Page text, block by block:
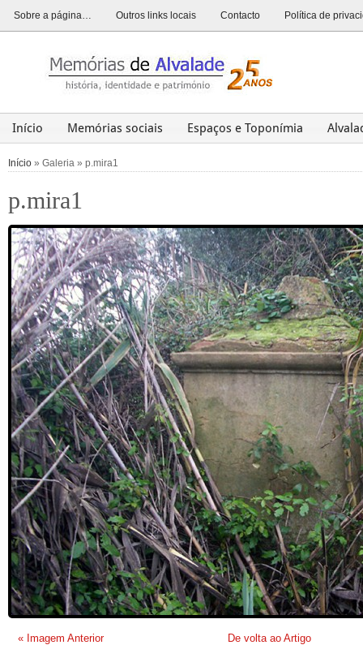
Sobre a página… Outros links locais Contacto Política de
Início Memórias sociais Espaços e Toponímia
Alvalade
Opinião
Início » Galeria » p.mira1
p.mira1
« Imagem Anterior De volta ao Artigo